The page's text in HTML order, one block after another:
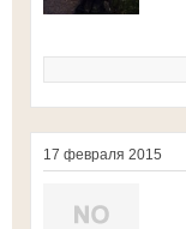
17 февраля 2015